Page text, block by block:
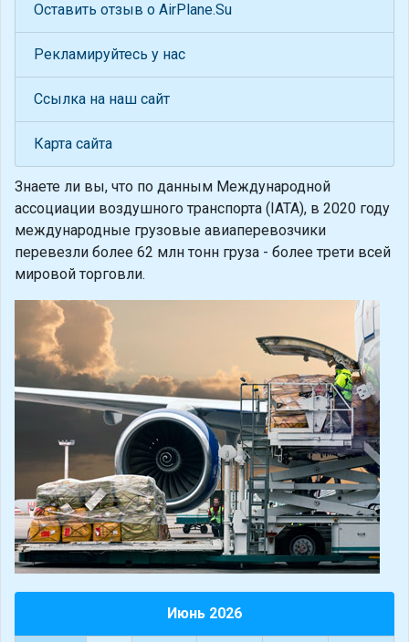
Оставить отзыв о AirPlane.Su
Рекламируйтесь у нас
Ссылка на наш сайт
Карта сайта
Знаете ли вы, что по данным Международной
ассоциации воздушного транспорта (IATA), в 2020 году
международные грузовые авиаперевозчики
перевезли более 62 млн тонн груза - более трети всей
мировой торговли.
Июнь 2026